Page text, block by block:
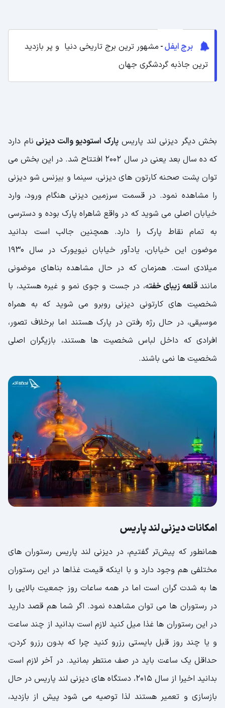
برج ایفل- مشهور ترین برج تاریخی دنیا و پر بازدید
ترین جاذبه گردشگری جهان
بخش دیگر دیزنی لند پاریسپارک استودیو والت دیزنی نام دارد
که ده سال بعد یعنی در سال 2002 افتتاح شد. در این بخش می
توان پشت صحنه کارتون های دیزنی، سینما و بیزنس شو دیزنی
را مشاهده نمود. در قسمت سرزمین دیزنی هنگام ورود، وارد
خیابان اصلی می شوید که در واقع شاهراه پارک بوده و دسترسی
به تمام نقاط پارک را دارد. همچنین جالب است بدانید
موضون این خیابان، یادآور خیابان نیویورک در سال 1930
میلادی است. همزمان که در حال مشاهده بناهای موضونی
مانند قلعه زیبای خفته، در جست و جوی نمو و غیره هستید، با
شخصیت های کارتونی دیزنی روبرو می شوید که به همراه
موسیقی، در حال رژه رفتن در پارک هستند اما برخلاف تصور،
افرادی که داخل لباس شخصیت ها هستند، بازیگران اصلی
شخصیت ها نمی باشند.
امکانات دیزنی لند پاریس
همانطور که پیش‌تر گفتیم، در دیزنی لند پاریس رستوران های
مختلفی هم وجود دارد و با اینکه قیمت غذاها در این رستوران
ها به شدت گران است اما در همه ساعات روز جمعیت بالایی را
در رستوران ها می توان مشاهده نمود. اگر شما هم قصد دارید
در این رستوران ها غذا میل کنید لازم است بدانید از چند ساعت
و یا چند روز قبل بایستی رزرو کنید چرا که بدون رزرو کردن،
حداقل یک ساعت باید در صف منتطر بمانید. در آخر لازم است
بدانید اخیرا از سال 2015، دستگاه های دیزنی لند پاریس در حال
بازسازی و تعمیر هستند لذا توصیه می شود پیش از بازدید،